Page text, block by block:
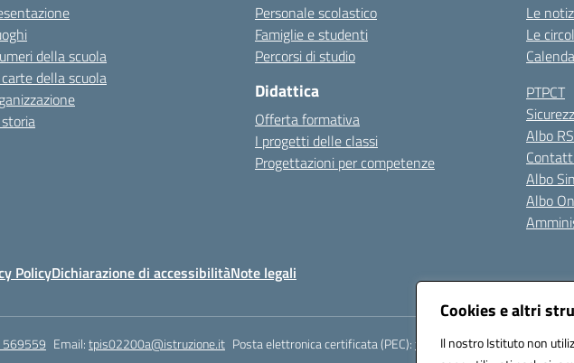
Cookies e altri
Il nostro Istituto non
della scuola
della scuola
Personale scolastico
Famiglie e studenti
Percorsi di studio
Didattica
Offerta formativa
I progetti delle classi
Progettazioni per competenze
Le
Le
PTPCT
Albo
Contatti
Albo
Albo
PolicyDichiarazione di accessibilitàNote legali
Email:tpis02200a@istruzione.it Posta elettronica certificata (PEC):tpis02200a@pec.istruzione.it